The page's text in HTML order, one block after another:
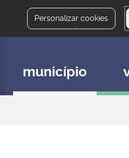
Personalizar cookies
município